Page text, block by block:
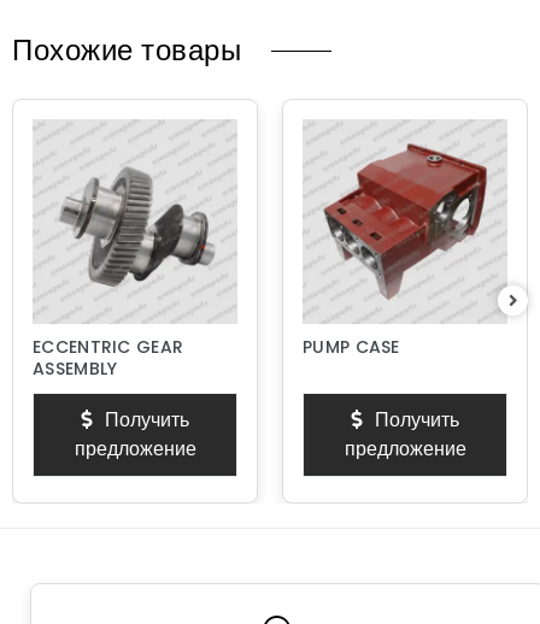
Похожие товары
ECCENTRIC GEAR
ASSEMBLY
Получить
предложение
PUMP CASE
Получить
предложение